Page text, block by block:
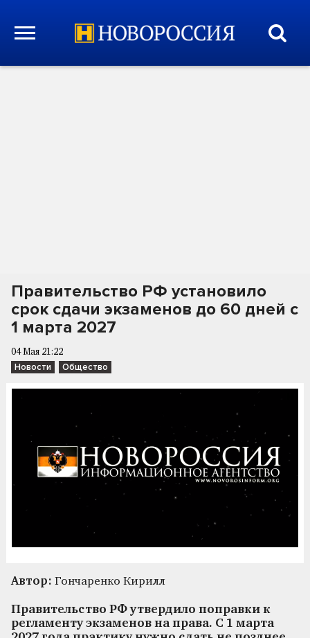
Правительство РФ установило
срок сдачи экзаменов до 60 дней с
1 марта 2027
04 Мая 21:22
Новости Общество
Автор: Гончаренко Кирилл
Правительство РФ утвердило поправки к
регламенту экзаменов на права. С 1 марта